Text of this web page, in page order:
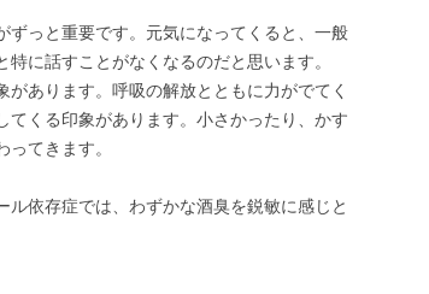
ずっと重要です。元気になってくると、一般
に話すことがなくなるのだと思います。
あります。呼吸の解放とともに力がでてく
てくる印象があります。小さかったり、かす
てきます。
依存症では、わずかな酒臭を鋭敏に感じと